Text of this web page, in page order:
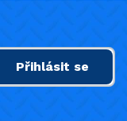
Přihlásit se